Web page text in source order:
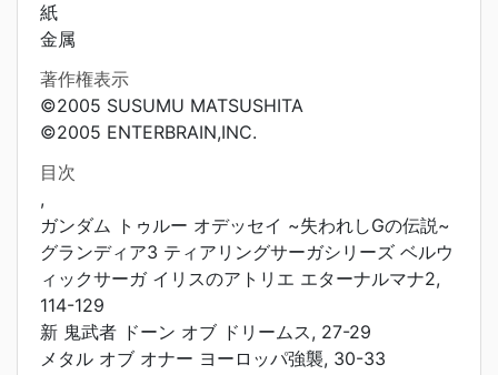
紙
金属
著作権表示
©2005 SUSUMU MATSUSHITA
©2005 ENTERBRAIN,INC.
目次
,
ガンダム トゥルー オデッセイ ~失われしGの伝説~
グランディア3 ティアリングサーガシリーズ ベルウ
ィックサーガ イリスのアトリエ エターナルマナ2,
114-129
新 鬼武者 ドーン オブ ドリームス, 27-29
メタル オブ オナー ヨーロッパ強襲, 30-33